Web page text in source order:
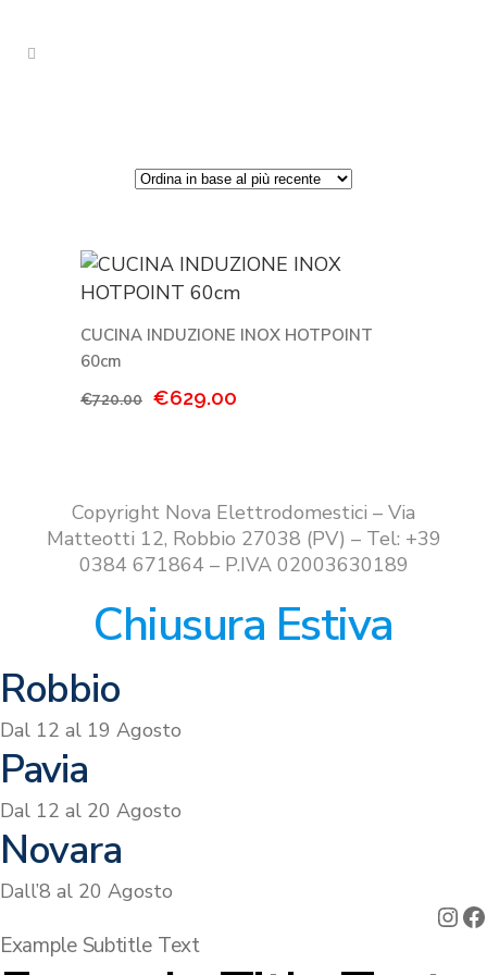
CUCINA INDUZIONE INOX HOTPOINT
60cm
€720.00
Il
€720.00.
€629.00
€629.00.
Copyright Nova Elettrodomestici – Via
Matteotti 12, Robbio 27038 (PV) – Tel: +39
0384 671864 – P.IVA 02003630189
Chiusura Estiva
Robbio
Dal 12 al 19 Agosto
Pavia
Dal 12 al 20 Agosto
Novara
Dall’8 al 20 Agosto
Example Subtitle Text